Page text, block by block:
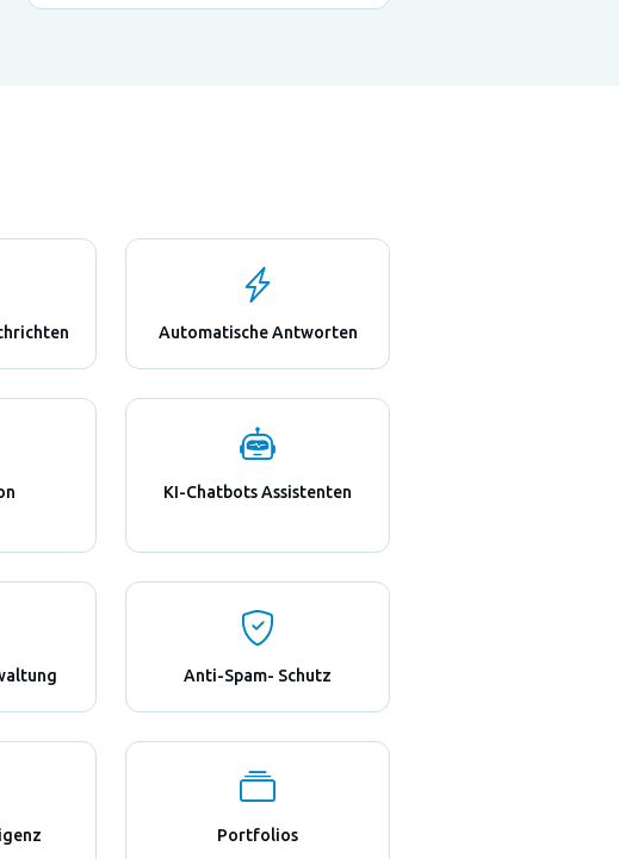
Schritte.
Automatische Antworten
KI-Chatbots Assistenten
Anti-Spam- Schutz
Portfolios